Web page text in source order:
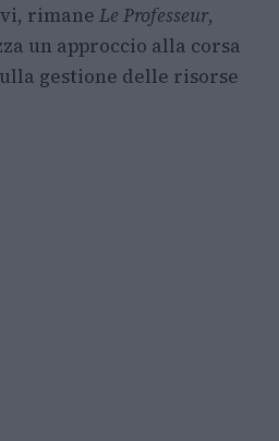
rimane Le Professeur,
un approccio alla corsa
gestione delle risorse